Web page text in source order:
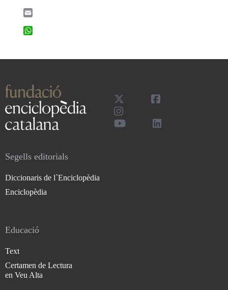
Segells editorials
Diccionaris de l`Enciclopèdia
Enciclopèdia
Educació
Text
Certamen de Lectura
en Veu Alta